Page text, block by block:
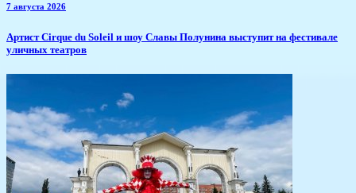
7 августа 2026
Артист Cirque du Soleil и шоу Славы Полунина выступит на фестивале
уличных театров